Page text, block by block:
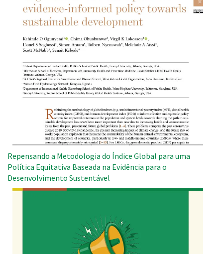
Repensando a Metodologia do Índice Global para uma
Política Equitativa Baseada na Evidência para o
Desenvolvimento Sustentável